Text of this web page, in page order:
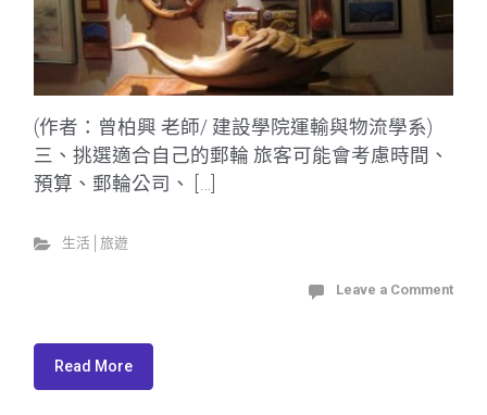
(作者：曾柏興 老師/ 建設學院運輸與物流學系)
三、挑選適合自己的郵輪 旅客可能會考慮時間、
預算、郵輪公司、 […]
生活│旅遊
Leave a Comment
Read More